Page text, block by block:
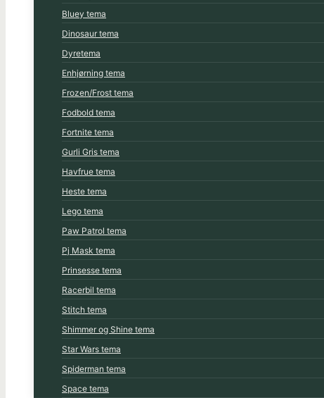
Bluey tema
Dinosaur tema
Dyretema
Enhjørning tema
Frozen/Frost tema
Fodbold tema
Fortnite tema
Gurli Gris tema
Havfrue tema
Heste tema
Lego tema
Paw Patrol tema
Pj Mask tema
Prinsesse tema
Racerbil tema
Stitch tema
Shimmer og Shine tema
Star Wars tema
Spiderman tema
Space tema